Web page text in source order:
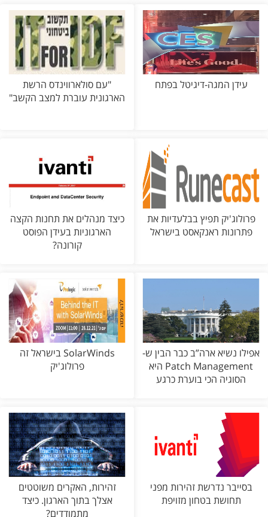
עידן המגה-דיגיטל בפתח
"עם סולארווינדס הרשת
הארגונית עוברת למצב הקשב"
פרולוג'יק תפיץ בבלעדיות את
פתרונות ראנקאסט בישראל
כיצד מנהלים את תחנות הקצה
הארגוניות בעידן הפוסט
קורונה?
אפילו נשיא ארה”ב כבר הבין ש-
Patch Management היא
הסוגיה הכי בוערת כרגע
SolarWinds בישראל זה
פרולוג'יק
בסייבר נדרשת זהירות מפני
תחושת בטחון מזויפת
זהירות, האקרים משוטטים
אצלך בתוך הארגון. כיצד
מתמודדים?